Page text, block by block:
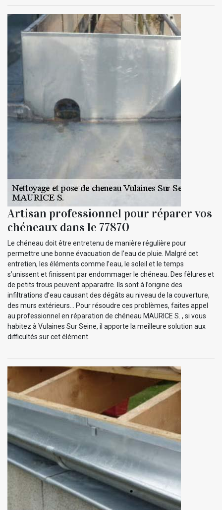
Artisan professionnel pour réparer vos
chéneaux dans le 77870
Le chéneau doit être entretenu de manière régulière pour
permettre une bonne évacuation de l’eau de pluie. Malgré cet
entretien, les éléments comme l’eau, le soleil et le temps
s’unissent et finissent par endommager le chéneau. Des fêlures et
de petits trous peuvent apparaitre. Ils sont à l’origine des
infiltrations d’eau causant des dégâts au niveau de la couverture,
des murs extérieurs… Pour résoudre ces problèmes, faites appel
au professionnel en réparation de chéneau MAURICE S. , si vous
habitez à Vulaines Sur Seine, il apporte la meilleure solution aux
difficultés sur cet élément.